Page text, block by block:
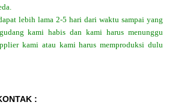
lebih lama 2-5 hari dari waktu sampai yang
kami habis dan kami harus menunggu
kami atau kami harus memproduksi dulu
: